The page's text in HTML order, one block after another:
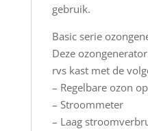
gebruik.
Basic serie
Deze
rvs kast met de
– Regelbare ozon
– Stroommeter
– Laag